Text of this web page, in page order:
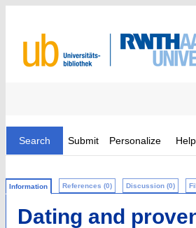
Search Submit Personalize Help
Information References (0) Discussion (0)
Dating and